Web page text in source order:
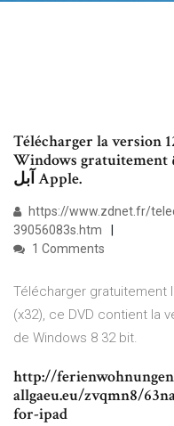
Télécharger la version
Windows gratuitement مشغل وسائط ومزامنة أجهزة
آبل Apple.
https://www.zdnet.fr/
39056083s.htm
1 Comments
Télécharger gratuitement
(x32), ce DVD contient la
de Windows 8 32 bit.
http://
allgaeu.eu/zvqmn8/
for-ipad